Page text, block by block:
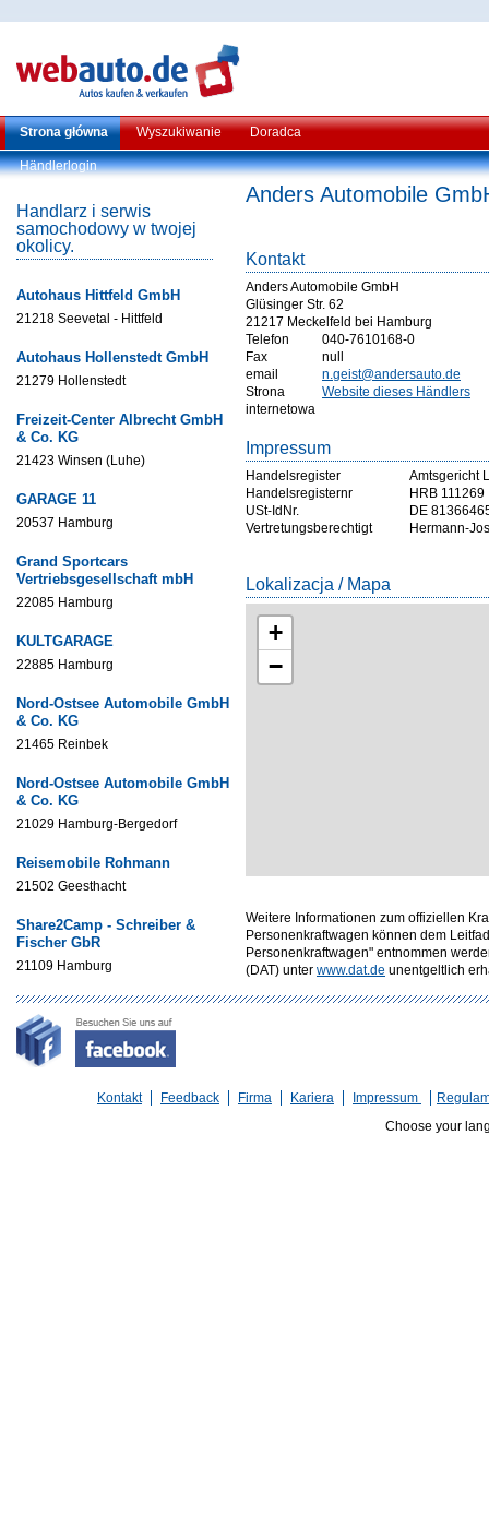
Strona główna Wyszukiwanie Doradca
Händlerlogin
Handlarz i serwis
samochodowy w twojej
okolicy.
Autohaus Hittfeld GmbH
21218 Seevetal - Hittfeld
Autohaus Hollenstedt GmbH
21279 Hollenstedt
Freizeit-Center Albrecht GmbH
& Co. KG
21423 Winsen (Luhe)
GARAGE 11
20537 Hamburg
Grand Sportcars
Vertriebsgesellschaft mbH
22085 Hamburg
KULTGARAGE
22885 Hamburg
Nord-Ostsee Automobile GmbH
& Co. KG
21465 Reinbek
Nord-Ostsee Automobile GmbH
& Co. KG
21029 Hamburg-Bergedorf
Reisemobile Rohmann
21502 Geesthacht
Share2Camp - Schreiber &
Fischer GbR
21109 Hamburg
Anders Automobile
Kontakt
Anders Automobile GmbH
Glüsinger Str. 62
21217 Meckelfeld bei Hamburg
Telefon
040-7610168-0
Fax
null
email
n.geist@andersauto.de
Strona
internetowa
Website dieses Händlers
Impressum
Handelsregister
Amtsgericht
Handelsregisternr
HRB 111269
USt-IdNr.
DE
Vertretungsberechtigt
Hermann-
Lokalizacja / Mapa
+
−
Weitere Informationen zum offiziellen
Personenkraftwagen können dem
Personenkraftwagen" entnommen
(DAT) unter www.dat.de unentgeltlich
Kontakt Feedback Firma Kariera Impressum
Choose your